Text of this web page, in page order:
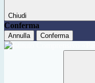
Chiudi
Conferma
Annulla Conferma